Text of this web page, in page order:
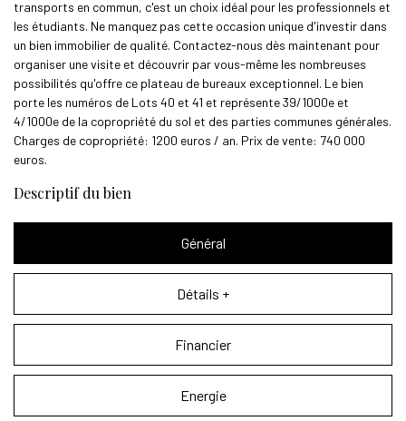
transports en commun, c'est un choix idéal pour les professionnels et
les étudiants. Ne manquez pas cette occasion unique d'investir dans
un bien immobilier de qualité. Contactez-nous dès maintenant pour
organiser une visite et découvrir par vous-même les nombreuses
possibilités qu'offre ce plateau de bureaux exceptionnel. Le bien
porte les numéros de Lots 40 et 41 et représente 39/1000e et
4/1000e de la copropriété du sol et des parties communes générales.
Charges de copropriété: 1200 euros / an. Prix de vente: 740 000
euros.
descriptif du bien
Général
Détails +
Financier
Energie